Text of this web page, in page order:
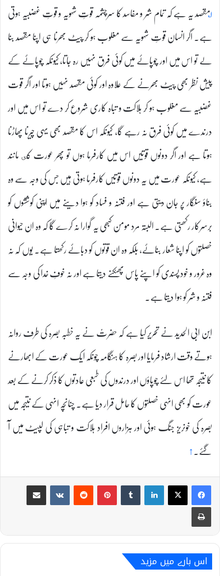
۱؂مقصد یہ ہے کہ تمام شر و مفاسد کا سرچشمہ قوتِ شہویہ و قوتِ غضبیہ ہوتی
ہے۔ اگر انسان قوتِ شہویہ سے مغلوب ہو کر پیٹ بھرنا ہی اپنا مقصد بنا
لے تو اس میں اور چوپائے میں کوئی فرق نہیں رہ جاتا، کیونکہ چوپائے کے
پیش نظر بھی پیٹ بھرنے کے علاوہ اور کوئی مقصد نہیں ہوتا اور اگر قوت
غضبیہ سے مغلوب ہو کر ہلاکت و تباہ کاری شروع کر دے تو اس میں اور
درندے میں کوئی فرق نہ رہے گا، کیونکہ اس کا مقصد بھی یہی چیرنا پھاڑنا
ہوتا ہے اور اگر دونوں قوتیں اس میں کارفرما ہوں تو پھر عورت کى مانند
ہے، کیونکہ عورت میں یہ دونوں قوتیں کارفرما ہوتی ہیں جس کی وجہ سے وہ
بناؤ سنگار پر جان دیتی ہے اور فتنہ و فساد کو ہوا دینے میں اپنی کوششوں کو
برسرکار رکھتی ہے۔ البتہ مرد مومن کبھی یہ گوارا نہ کرے گا کہ وہ ان حیوانی
خصلتوں کو اپنا شعار بنائے، بلکہ وہ ان قوتوں کو دبائے رکھتا ہے۔ یوں کہ نہ
وہ غرور و خود پسندی کو اپنے پاس پھٹکنے دیتا ہے اور نہ خوفِ خدا کی وجہ سے
فتنہ و شر کو ہوا دیتا ہے۔
ابن ابی الحدید نے تحریر کیا ہے کہ حضرتؑ نے یہ خطبہ بصرہ کی طرف روانہ
ہوتے وقت ارشاد فرمایا اور بصرہ کا ہنگامہ چونکہ ایک عورت کے ابھارنے
کا نتیجہ تھا اس لئے چوپاؤں اور درندوں کی طبعی عادتوں کا ذکر کرنے کے بعد
عورت کو بھی انہی خصلتوں کا حامل قرار دیا ہے۔ چنانچہ انہی کے نتیجہ میں
بصرہ کی خونریز جنگ ہوئی اور ہزاروں افراد ہلاکت و تباہی کی لپیٹ میں آ
گئے۔↑
اس بارے میں مزید